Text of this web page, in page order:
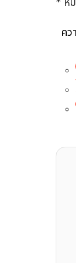
* หม
คว